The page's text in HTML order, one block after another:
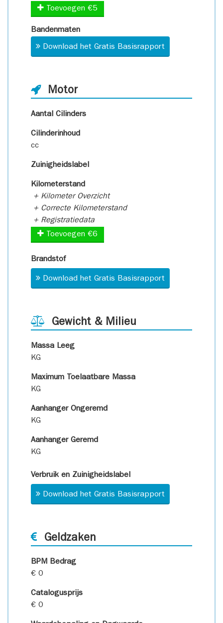
Toevoegen €5
Bandenmaten
Download het Gratis Basisrapport
Motor
Aantal Cilinders
Cilinderinhoud
cc
Zuinigheidslabel
Kilometerstand
+ Kilometer Overzicht
+ Correcte Kilometerstand
+ Registratiedata
Toevoegen €6
Brandstof
Download het Gratis Basisrapport
Gewicht & Milieu
Massa Leeg
KG
Maximum Toelaatbare Massa
KG
Aanhanger Ongeremd
KG
Aanhanger Geremd
KG
Verbruik en Zuinigheidslabel
Download het Gratis Basisrapport
Geldzaken
BPM Bedrag
€ 0
Catalogusprijs
€ 0